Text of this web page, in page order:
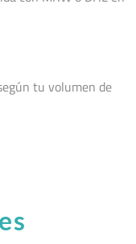
tu volumen de